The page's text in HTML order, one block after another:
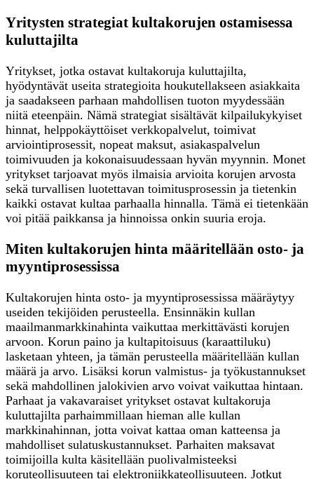
Yritysten strategiat kultakorujen ostamisessa
kuluttajilta
Yritykset, jotka ostavat kultakoruja kuluttajilta,
hyödyntävät useita strategioita houkutellakseen asiakkaita
ja saadakseen parhaan mahdollisen tuoton myydessään
niitä eteenpäin. Nämä strategiat sisältävät kilpailukykyiset
hinnat, helppokäyttöiset verkkopalvelut, toimivat
arviointiprosessit, nopeat maksut, asiakaspalvelun
toimivuuden ja kokonaisuudessaan hyvän myynnin. Monet
yritykset tarjoavat myös ilmaisia arvioita korujen arvosta
sekä turvallisen luotettavan toimitusprosessin ja tietenkin
kaikki ostavat kultaa parhaalla hinnalla. Tämä ei tietenkään
voi pitää paikkansa ja hinnoissa onkin suuria eroja.
Miten kultakorujen hinta määritellään osto- ja
myyntiprosessissa
Kultakorujen hinta osto- ja myyntiprosessissa määräytyy
useiden tekijöiden perusteella. Ensinnäkin kullan
maailmanmarkkinahinta vaikuttaa merkittävästi korujen
arvoon. Korun paino ja kultapitoisuus (karaattiluku)
lasketaan yhteen, ja tämän perusteella määritellään kullan
määrä ja arvo. Lisäksi korun valmistus- ja työkustannukset
sekä mahdollinen jalokivien arvo voivat vaikuttaa hintaan.
Parhaat ja vakavaraiset yritykset ostavat kultakoruja
kuluttajilta parhaimmillaan hieman alle kullan
markkinahinnan, jotta voivat kattaa oman katteensa ja
mahdolliset sulatuskustannukset. Parhaiten maksavat
toimijoilla kulta käsitellään puolivalmisteeksi
koruteollisuuteen tai elektroniikkateollisuuteen. Jotkut